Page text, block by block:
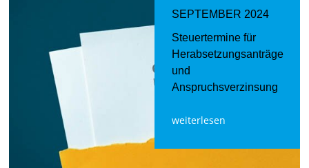
SEPTEMBER 2024
Steuertermine für
Herabsetzungsanträge
und
Anspruchsverzinsung
weiterlesen